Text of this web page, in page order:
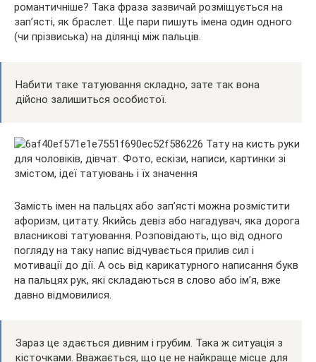
романтичніше? Така фраза зазвичай розміщується на
зап’ясті, як браслет. Ще пари пишуть імена один одного
(чи прізвиська) на ділянці між пальців.
Набити таке татуювання складно, зате так вона
дійсно залишиться особистої.
Замість імен на пальцях або зап’ясті можна розмістити
афоризм, цитату. Якийсь девіз або нагадувач, яка дорога
власникові татуювання. Розповідають, що від одного
погляду на таку напис відчувається прилив сил і
мотивації до дії. А ось від карикатурного написання букв
на пальцях рук, які складаються в слово або ім’я, вже
давно відмовилися.
Зараз це здається дивним і грубим. Така ж ситуація з
кісточками. Вважається, що це не найкраще місце для